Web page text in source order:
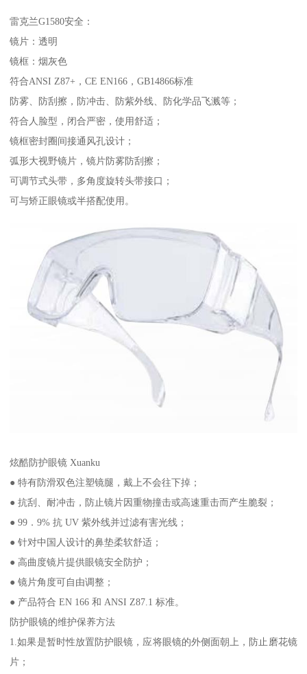
雷克兰G1580安全：
镜片：透明
镜框：烟灰色
符合ANSI Z87+，CE EN166，GB14866标准
防雾、防刮擦，防冲击、防紫外线、防化学品飞溅等；
符合人脸型，闭合严密，使用舒适；
镜框密封圈间接通风孔设计；
弧形大视野镜片，镜片防雾防刮擦；
可调节式头带，多角度旋转头带接口；
可与矫正眼镜或半搭配使用。
炫酷防护眼镜 Xuanku
● 特有防滑双色注塑镜腿，戴上不会往下掉；
● 抗刮、耐冲击，防止镜片因重物撞击或高速重击而产生脆裂；
● 99．9% 抗 UV 紫外线并过滤有害光线；
● 针对中国人设计的鼻垫柔软舒适；
● 高曲度镜片提供眼镜安全防护；
● 镜片角度可自由调整；
● 产品符合 EN 166 和 ANSI Z87.1 标准。
防护眼镜的维护保养方法
1.如果是暂时性放置防护眼镜，应将眼镜的外侧面朝上，防止磨花镜
片；